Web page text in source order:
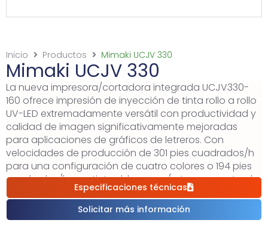
Inicio Productos Mimaki UCJV 330
Mimaki UCJV 330
La nueva impresora/cortadora integrada UCJV330-
160 ofrece impresión de inyección de tinta rollo a rollo
UV-LED extremadamente versátil con productividad y
calidad de imagen significativamente mejoradas
para aplicaciones de gráficos de letreros. Con
velocidades de producción de 301 pies cuadrados/h
para una configuración de cuatro colores o 194 pies
cuadrados/h con tintas blancas y/o transparentes, la
UCJV330-160 permite a los usuarios ofrecer a sus
clientes tiempos de respuesta impresionantes y
producir más trabajos con mayor eficiencia. Además,
Especificaciones técnicas
Solicitar más información